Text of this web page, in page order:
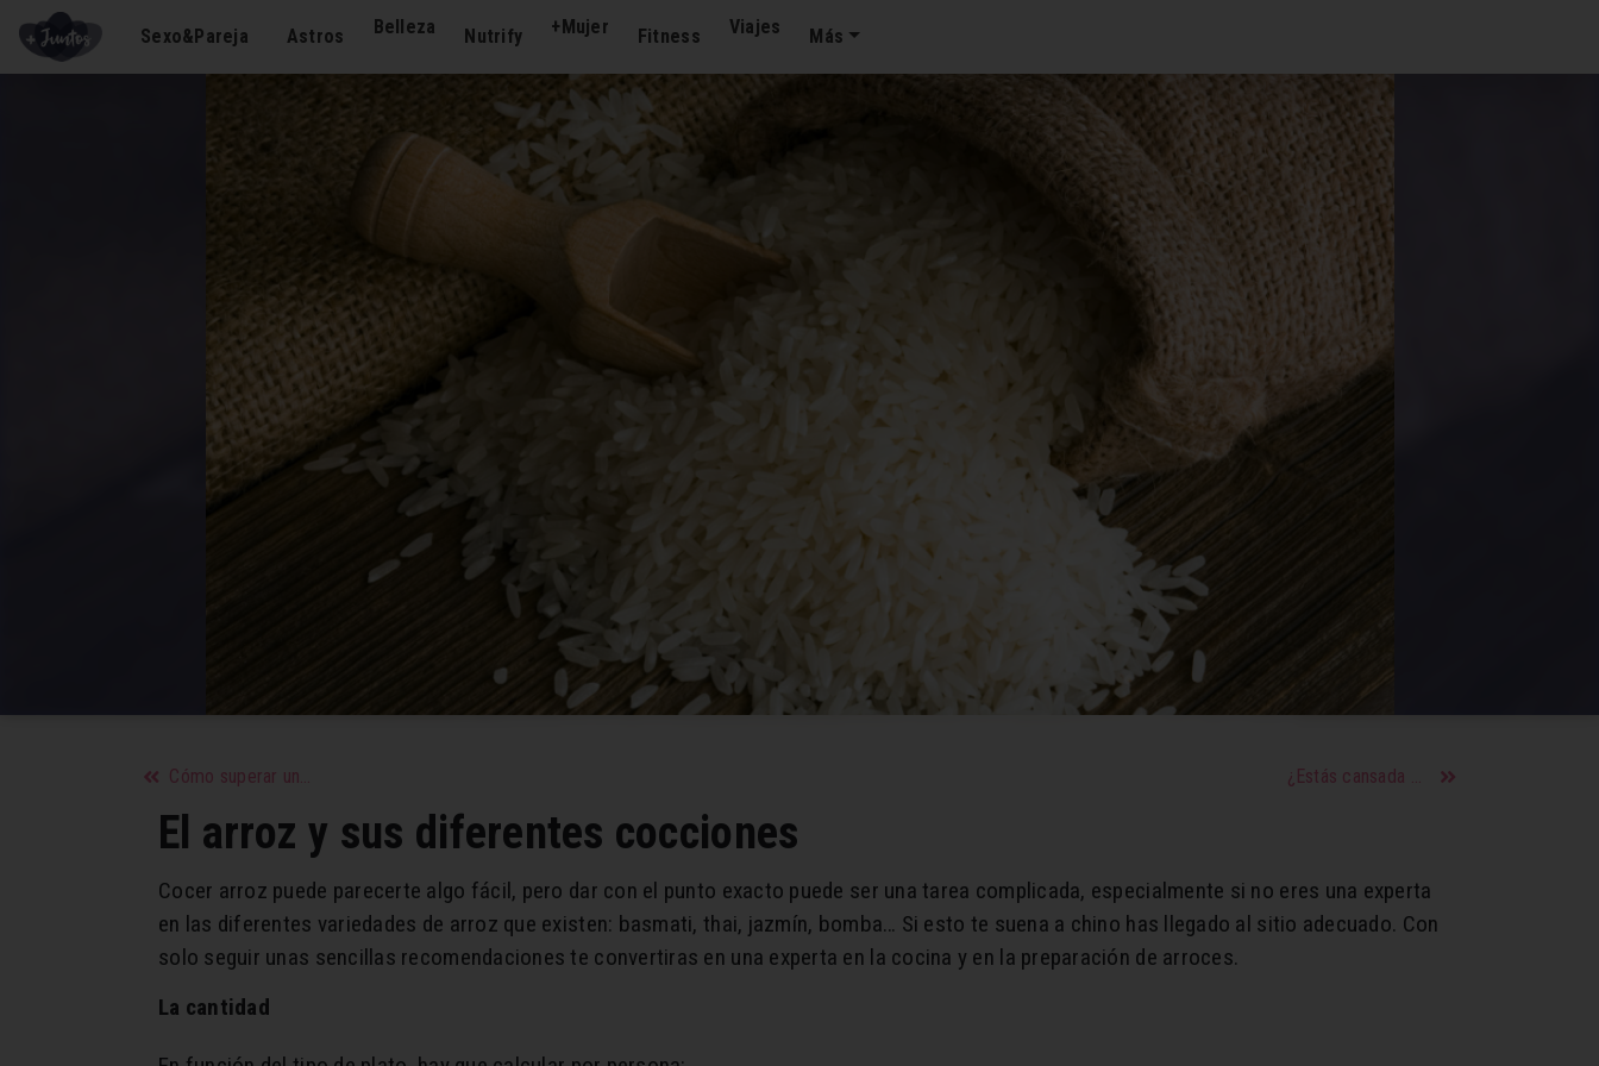
Sexo&Pareja Astros Belleza Nutrify +Mujer Fitness Viajes Más
Cómo superar un desengaño amoroso ¿Estás cansada y no te gusta el café? Aquí algunos consejos para tener energía durante todo el día
El arroz y sus diferentes cocciones
Cocer arroz puede parecerte algo fácil, pero dar con el punto exacto puede ser una tarea complicada, especialmente si no eres una experta
en las diferentes variedades de arroz que existen: basmati, thai, jazmín, bomba… Si esto te suena a chino has llegado al sitio adecuado. Con
solo seguir unas sencillas recomendaciones te convertiras en una experta en la cocina y en la preparación de arroces.
La cantidad